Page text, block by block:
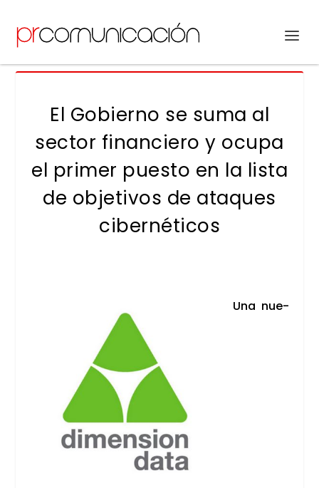
El Gobierno se suma al
sector financiero y ocupa
el primer puesto en la lista
de objetivos de ataques
cibernéticos
Una nue­